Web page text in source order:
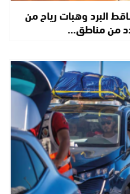
البرد وهبات رياح من
من مناطق…